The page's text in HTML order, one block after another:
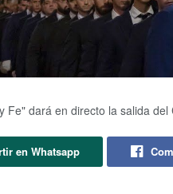
Fe" dará en directo la salida del
en Whatsapp